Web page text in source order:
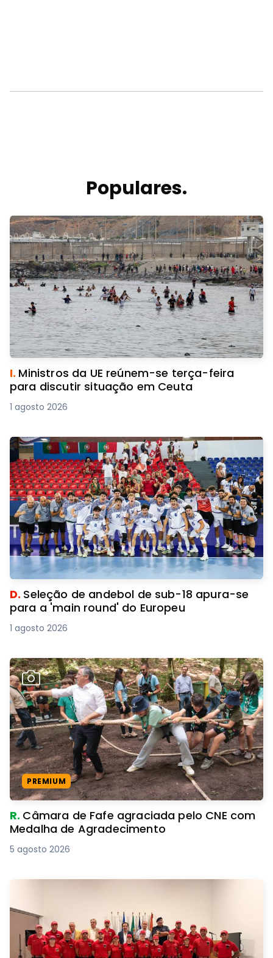
Populares.
I. Ministros da UE reúnem-se terça-feira
para discutir situação em Ceuta
1 agosto 2026
D. Seleção de andebol de sub-18 apura-se
para a 'main round' do Europeu
1 agosto 2026
PREMIUM
R. Câmara de Fafe agraciada pelo CNE com
Medalha de Agradecimento
5 agosto 2026